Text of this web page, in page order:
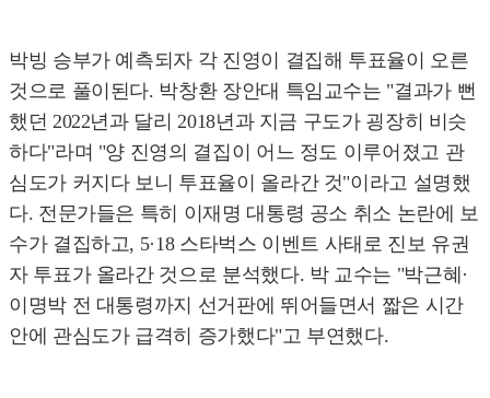
박빙 승부가 예측되자 각 진영이 결집해 투표율이 오른
것으로 풀이된다. 박창환 장안대 특임교수는 "결과가 뻔
했던 2022년과 달리 2018년과 지금 구도가 굉장히 비슷
하다"라며 "양 진영의 결집이 어느 정도 이루어졌고 관
심도가 커지다 보니 투표율이 올라간 것"이라고 설명했
다. 전문가들은 특히 이재명 대통령 공소 취소 논란에 보
수가 결집하고, 5·18 스타벅스 이벤트 사태로 진보 유권
자 투표가 올라간 것으로 분석했다. 박 교수는 "박근혜·
이명박 전 대통령까지 선거판에 뛰어들면서 짧은 시간
안에 관심도가 급격히 증가했다"고 부연했다.